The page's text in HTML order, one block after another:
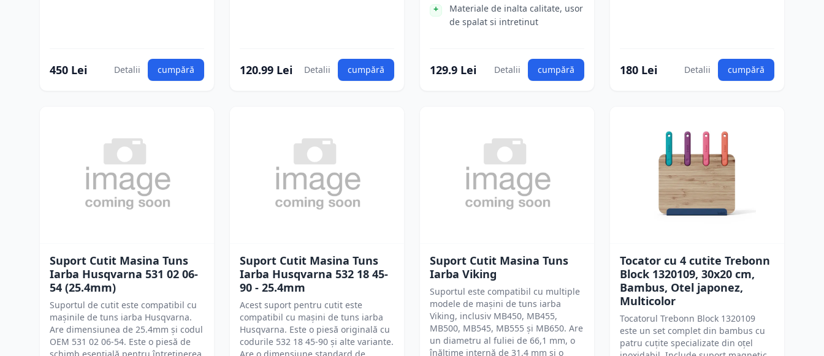
450 Lei Detalii cumpără 120.99 Lei Detalii cumpără
Materiale de inalta calitate, usor
de spalat si intretinut
129.9 Lei Detalii cumpără 180 Lei Detalii cumpără
Suport Cutit Masina Tuns
Iarba Husqvarna 531 02 06-
54 (25.4mm)
Suportul de cutit este compatibil cu
mașinile de tuns iarba Husqvarna.
Are dimensiunea de 25.4mm și codul
OEM 531 02 06-54. Este o piesă de
Suport Cutit Masina Tuns
Iarba Husqvarna 532 18 45-
90 - 25.4mm
Acest suport pentru cutit este
compatibil cu mașini de tuns iarba
Husqvarna. Este o piesă originală cu
codurile 532 18 45-90 și alte variante.
Suport Cutit Masina Tuns
Iarba Viking
Suportul este compatibil cu multiple
modele de mașini de tuns iarba
Viking, inclusiv MB450, MB455,
MB500, MB545, MB555 și MB650. Are
un diametru al fuliei de 66,1 mm, o
înălțime internă de 31,4 mm și o
Tocator cu 4 cutite Trebonn
Block 1320109, 30x20 cm,
Bambus, Otel japonez,
Multicolor
Tocatorul Trebonn Block 1320109
este un set complet din bambus cu
patru cuțite specializate din oțel